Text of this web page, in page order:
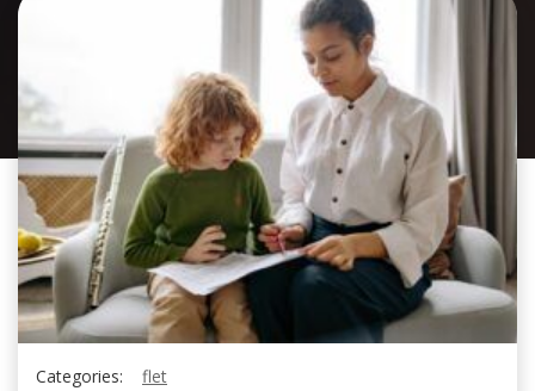
Categories:
flet